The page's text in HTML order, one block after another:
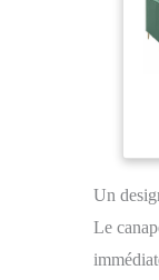
Un
Le